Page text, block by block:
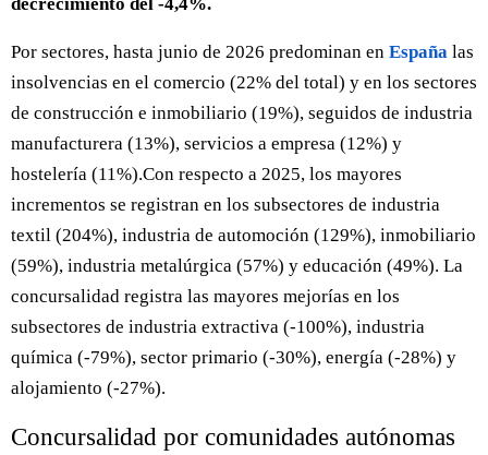
Por sectores, hasta junio de 2026 predominan en España las
insolvencias en el comercio (22% del total) y en los sectores
de construcción e inmobiliario (19%), seguidos de industria
manufacturera (13%), servicios a empresa (12%) y
hostelería (11%).Con respecto a 2025, los mayores
incrementos se registran en los subsectores de industria
textil (204%), industria de automoción (129%), inmobiliario
(59%), industria metalúrgica (57%) y educación (49%). La
concursalidad registra las mayores mejorías en los
subsectores de industria extractiva (-100%), industria
química (-79%), sector primario (-30%), energía (-28%) y
alojamiento (-27%).
Concursalidad por comunidades autónomas